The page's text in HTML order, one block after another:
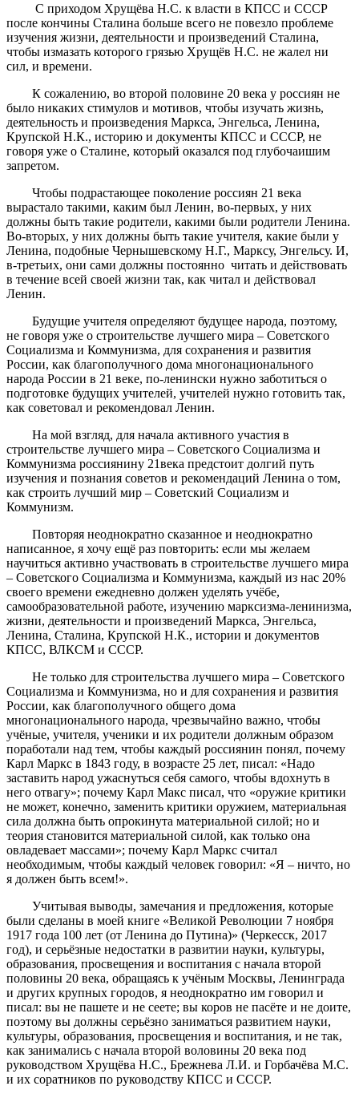
С приходом Хрущёва Н.С. к власти в КПСС и СССР
после кончины Сталина больше всего не повезло проблеме
изучения жизни, деятельности и произведений Сталина,
чтобы измазать которого грязью Хрущёв Н.С. не жалел ни
сил, и времени.
К сожалению, во второй половине 20 века у россиян не
было никаких стимулов и мотивов, чтобы изучать жизнь,
деятельность и произведения Маркса, Энгельса, Ленина,
Крупской Н.К., историю и документы КПСС и СССР, не
говоря уже о Сталине, который оказался под глубочаишим
запретом.
Чтобы подрастающее поколение россиян 21 века
вырастало такими, каким был Ленин, во-первых, у них
должны быть такие родители, какими были родители Ленина.
Во-вторых, у них должны быть такие учителя, какие были у
Ленина, подобные Чернышевскому Н.Г., Марксу, Энгельсу. И,
в-третьих, они сами должны постоянно читать и действовать
в течение всей своей жизни так, как читал и действовал
Ленин.
Будущие учителя определяют будущее народа, поэтому,
не говоря уже о строительстве лучшего мира – Советского
Социализма и Коммунизма, для сохранения и развития
России, как благополучного дома многонационального
народа России в 21 веке, по-ленински нужно заботиться о
подготовке будущих учителей, учителей нужно готовить так,
как советовал и рекомендовал Ленин.
На мой взгляд, для начала активного участия в
строительстве лучшего мира – Советского Социализма и
Коммунизма россиянину 21века предстоит долгий путь
изучения и познания советов и рекомендаций Ленина о том,
как строить лучший мир – Советский Социализм и
Коммунизм.
Повторяя неоднократно сказанное и неоднократно
написанное, я хочу ещё раз повторить: если мы желаем
научиться активно участвовать в строительстве лучшего мира
– Советского Социализма и Коммунизма, каждый из нас 20%
своего времени ежедневно должен уделять учёбе,
самообразовательной работе, изучению марксизма-ленинизма,
жизни, деятельности и произведений Маркса, Энгельса,
Ленина, Сталина, Крупской Н.К., истории и документов
КПСС, ВЛКСМ и СССР.
Не только для строительства лучшего мира – Советского
Социализма и Коммунизма, но и для сохранения и развития
России, как благополучного общего дома
многонационального народа, чрезвычайно важно, чтобы
учёные, учителя, ученики и их родители должным образом
поработали над тем, чтобы каждый россиянин понял, почему
Карл Маркс в 1843 году, в возрасте 25 лет, писал: «Надо
заставить народ ужаснуться себя самого, чтобы вдохнуть в
него отвагу»; почему Карл Макс писал, что «оружие критики
не может, конечно, заменить критики оружием, материальная
сила должна быть опрокинута материальной силой; но и
теория становится материальной силой, как только она
овладевает массами»; почему Карл Маркс считал
необходимым, чтобы каждый человек говорил: «Я – ничто, но
я должен быть всем!».
Учитывая выводы, замечания и предложения, которые
были сделаны в моей книге «Великой Революции 7 ноября
1917 года 100 лет (от Ленина до Путина)» (Черкесск, 2017
год), и серьёзные недостатки в развитии науки, культуры,
образования, просвещения и воспитания с начала второй
половины 20 века, обращаясь к учёным Москвы, Ленинграда
и других крупных городов, я неоднократно им говорил и
писал: вы не пашете и не сеете; вы коров не пасёте и не доите,
поэтому вы должны серьёзно заниматься развитием науки,
культуры, образования, просвещения и воспитания, и не так,
как занимались с начала второй воловины 20 века под
руководством Хрущёва Н.С., Брежнева Л.И. и Горбачёва М.С.
и их соратников по руководству КПСС и СССР.